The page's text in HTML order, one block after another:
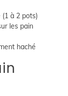
à 2 pots)
les pain
haché